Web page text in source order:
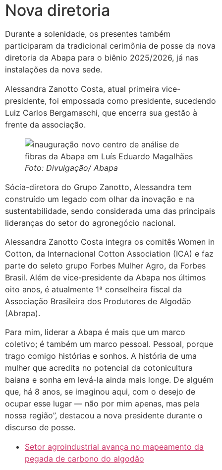
Nova diretoria
Durante a solenidade, os presentes também
participaram da tradicional cerimônia de posse da nova
diretoria da Abapa para o biênio 2025/2026, já nas
instalações da nova sede.
Alessandra Zanotto Costa, atual primeira vice-
presidente, foi empossada como presidente, sucedendo
Luiz Carlos Bergamaschi, que encerra sua gestão à
frente da associação.
Foto: Divulgação/ Abapa
Sócia-diretora do Grupo Zanotto, Alessandra tem
construído um legado com olhar da inovação e na
sustentabilidade, sendo considerada uma das principais
lideranças do setor do agronegócio nacional.
Alessandra Zanotto Costa integra os comitês Women in
Cotton, da Internacional Cotton Association (ICA) e faz
parte do seleto grupo Forbes Mulher Agro, da Forbes
Brasil. Além de vice-presidente da Abapa nos últimos
oito anos, é atualmente 1ª conselheira fiscal da
Associação Brasileira dos Produtores de Algodão
(Abrapa).
Para mim, liderar a Abapa é mais que um marco
coletivo; é também um marco pessoal. Pessoal, porque
trago comigo histórias e sonhos. A história de uma
mulher que acredita no potencial da cotonicultura
baiana e sonha em levá-la ainda mais longe. De alguém
que, há 8 anos, se imaginou aqui, com o desejo de
ocupar esse lugar — não por mim apenas, mas pela
nossa região”, destacou a nova presidente durante o
discurso de posse.
Setor agroindustrial avança no mapeamento da
pegada de carbono do algodão